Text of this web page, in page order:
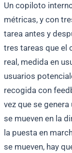
Un copiloto
métricas, y con
tarea antes y
tres tareas que el
real, medida en
usuarios
recogida con
vez que se
se mueven en la
la puesta en
se mueven, hay